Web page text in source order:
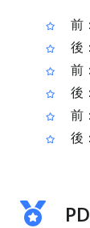
前
後
前
後
前
後